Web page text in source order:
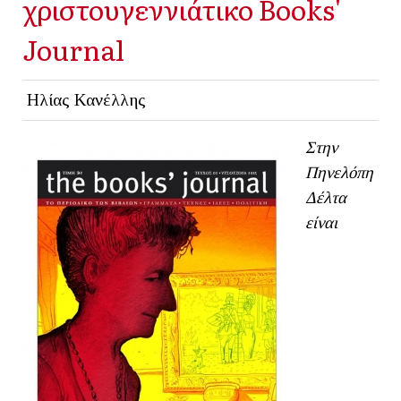
χριστουγεννιάτικο Books'
Journal
Ηλίας Κανέλλης
Στην
Πηνελόπη
Δέλτα
είναι